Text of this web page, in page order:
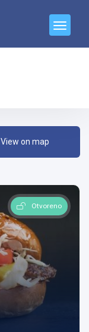
View on map
Otvoreno